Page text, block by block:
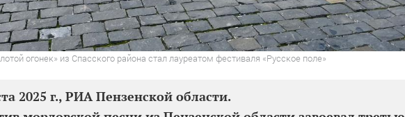
огонек» из Спасского района стал лауреатом фестиваля «Русское поле»
2025 г., РИА Пензенской области.